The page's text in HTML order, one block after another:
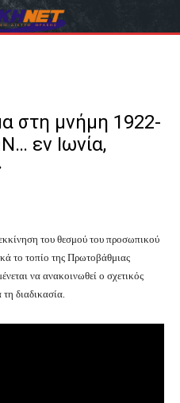
στη μνήμη 1922-
εν Ιωνία,
του θεσμού του προσωπικού
το τοπίο της Πρωτοβάθμιας
να ανακοινωθεί ο σχετικός
διαδικασία.